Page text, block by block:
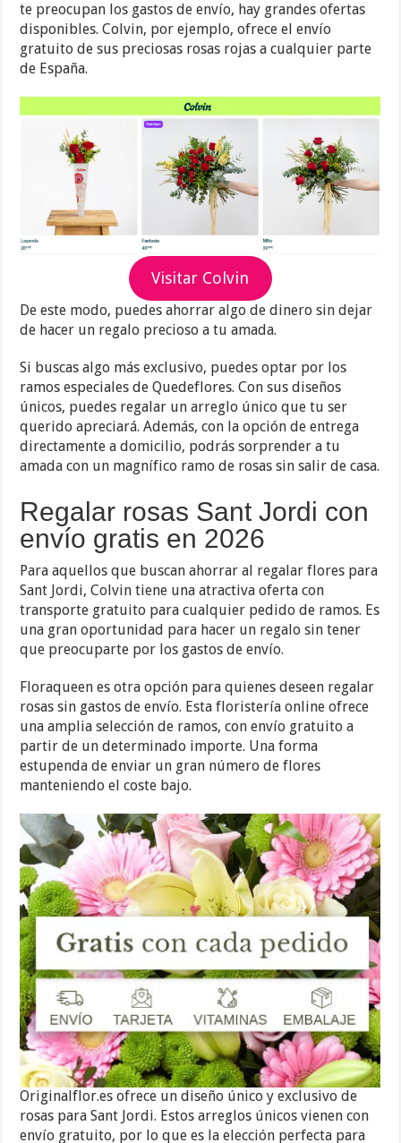
te preocupan los gastos de envío, hay grandes ofertas
disponibles. Colvin, por ejemplo, ofrece el envío
gratuito de sus preciosas rosas rojas a cualquier parte
de España.
Visitar Colvin
De este modo, puedes ahorrar algo de dinero sin dejar
de hacer un regalo precioso a tu amada.
Si buscas algo más exclusivo, puedes optar por los
ramos especiales de Quedeflores. Con sus diseños
únicos, puedes regalar un arreglo único que tu ser
querido apreciará. Además, con la opción de entrega
directamente a domicilio, podrás sorprender a tu
amada con un magnífico ramo de rosas sin salir de casa.
Regalar rosas Sant Jordi con
envío gratis en 2026
Para aquellos que buscan ahorrar al regalar flores para
Sant Jordi, Colvin tiene una atractiva oferta con
transporte gratuito para cualquier pedido de ramos. Es
una gran oportunidad para hacer un regalo sin tener
que preocuparte por los gastos de envío.
Floraqueen es otra opción para quienes deseen regalar
rosas sin gastos de envío. Esta floristería online ofrece
una amplia selección de ramos, con envío gratuito a
partir de un determinado importe. Una forma
estupenda de enviar un gran número de flores
manteniendo el coste bajo.
Originalflor.es ofrece un diseño único y exclusivo de
rosas para Sant Jordi. Estos arreglos únicos vienen con
envío gratuito, por lo que es la elección perfecta para